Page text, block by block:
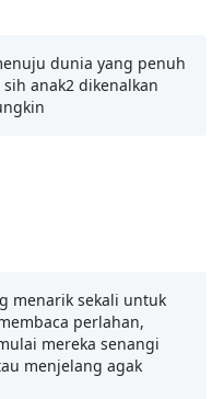
dunia yang penuh
anak2 dikenalkan
menarik sekali untuk
perlahan,
mereka senangi
menjelang agak